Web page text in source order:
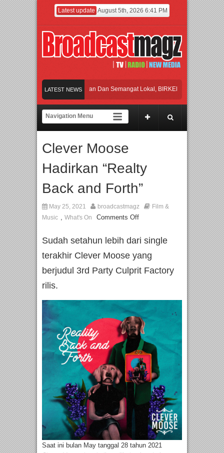
Latest update August 5th, 2026 6:41 PM
LATEST NEWS
Perpaduan Warisan Dan Semangat Lokal, BIRKENSTOCK INDONESIA
UT School, PTBA, dan Kamaju Tingkatkan Kualitas SDM melalui Basic
Eksklusif Pemain Sinetron Biarkan Hati Bicara, Febby Rastanty,
Perpaduan Warisan Dan Semangat Lokal, BIRKENSTOCK INDONESIA
Clever Moose
Hadirkan “Realty
Back and Forth”
May 25, 2021 broadcastmagz
Film &
Music , What's On Comments Off
Sudah setahun lebih dari single
terakhir Clever Moose yang
berjudul 3rd Party Culprit Factory
rilis.
Saat ini bulan May tanggal 28 tahun 2021